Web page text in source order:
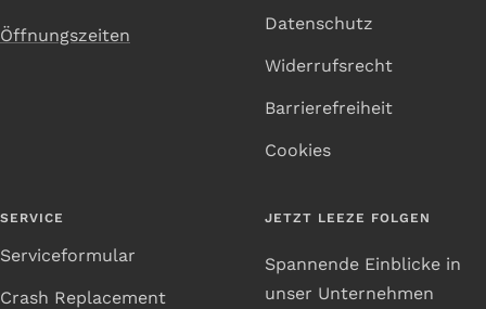
Öffnungszeiten
Datenschutz
Widerrufsrecht
Barrierefreiheit
Cookies
SERVICE
Serviceformular
Crash Replacement
JETZT LEEZE FOLGEN
Spannende Einblicke in
unser Unternehmen